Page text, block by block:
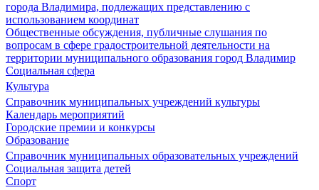
города Владимира, подлежащих представлению с
использованием координат
Общественные обсуждения, публичные слушания по
вопросам в сфере градостроительной деятельности на
территории муниципального образования город Владимир
Социальная сфера
Культура
Справочник муниципальных учреждений культуры
Календарь мероприятий
Городские премии и конкурсы
Образование
Справочник муниципальных образовательных учреждений
Социальная защита детей
Спорт